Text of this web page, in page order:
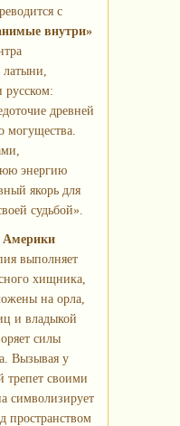
с
внутри»
латыни,
русском:
древней
могущества.
энергию
якорь для
судьбой».
Америки
выполняет
хищника,
на орла,
и владыкой
силы
Вызывая у
трепет своими
символизирует
пространством